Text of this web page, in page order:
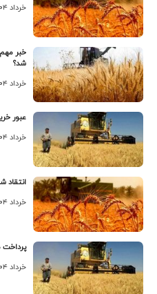
۲۸ خرداد ۱۴۰۴
خبر
شد؟
۲۵ خرداد ۱۴۰۴
عبور خرید
۱۹ خرداد ۱۴۰۴
انتقاد
۱۸ خرداد ۱۴۰۴
پرداخت
۰۹ خرداد ۱۴۰۴